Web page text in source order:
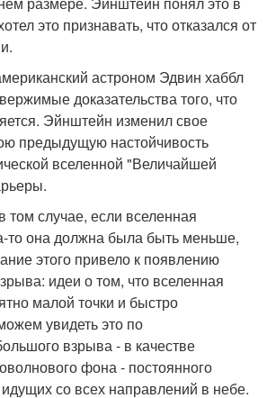
это признавать, что отказался от
астроном Эдвин хаббл
доказательства того, что
Эйнштейн изменил свое
предыдущую настойчивость
вселенной "Величайшей
том случае, если вселенная
то она должна была быть меньше,
этого привело к появлению
идеи о том, что вселенная
малой точки и быстро
увидеть это по
взрыва - в качестве
фона - постоянного
со всех направлений в небе.